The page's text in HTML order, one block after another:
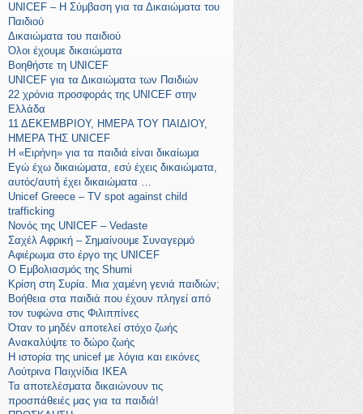
UNICEF – H Σύμβαση για τα Δικαιώματα του
Παιδιού
Δικαιώματα του παιδιού
Όλοι έχουμε δικαιώματα
Βοηθήστε τη UNICEF
UNICEF για τα Δικαιώματα των Παιδιών
22 χρόνια προσφοράς της UNICEF στην
Ελλάδα
11 ΔΕΚΕΜΒΡΙΟΥ, ΗΜΕΡΑ ΤΟΥ ΠΑΙΔΙΟΥ,
ΗΜΕΡΑ ΤΗΣ UNICEF
Η «Ειρήνη» για τα παιδιά είναι δικαίωμα
Εγώ έχω δικαιώματα, εσύ έχεις δικαιώματα,
αυτός/αυτή έχει δικαιώματα …
Unicef Greece – TV spot against child
trafficking
Νονός της UNICEF – Vedaste
Σαχέλ Αφρική – Σημαίνουμε Συναγερμό
Αφιέρωμα στο έργο της UNICEF
Ο Εμβολιασμός της Shumi
Κρίση στη Συρία. Μια χαμένη γενιά παιδιών;
Βοήθεια στα παιδιά που έχουν πληγεί από
τον τυφώνα στις Φιλιππίνες
Όταν το μηδέν αποτελεί στόχο ζωής
Ανακαλύψτε το δώρο ζωής
Η ιστορία της unicef με λόγια και εικόνες
Λούτρινα Παιχνίδια ΙΚΕΑ
Τα αποτελέσματα δικαιώνουν τις
προσπάθειές μας για τα παιδιά!